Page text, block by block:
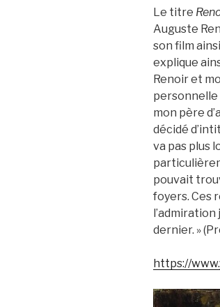
Le titre
Auguste
son film
explique
Renoir et
personnelle
mon père
décidé
va pas plus
pouvait
foyers. Ces
dernier. »
https://